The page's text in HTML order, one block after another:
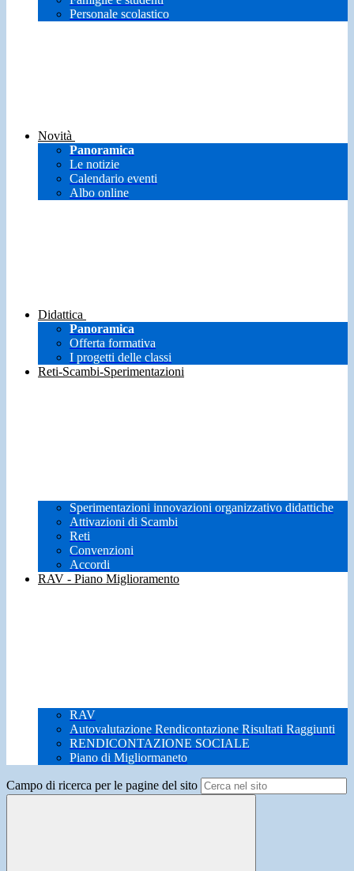
Personale scolastico
Novità
Panoramica
Le notizie
Calendario eventi
Albo online
Didattica
Panoramica
Offerta formativa
I progetti delle classi
Reti-Scambi-Sperimentazioni
Sperimentazioni innovazioni organizzativo didattiche
Attivazioni di Scambi
Reti
Convenzioni
Accordi
RAV - Piano Miglioramento
RAV
Autovalutazione Rendicontazione Risultati Raggiunti
RENDICONTAZIONE SOCIALE
Piano di Migliormaneto
Campo di ricerca per le pagine del sito